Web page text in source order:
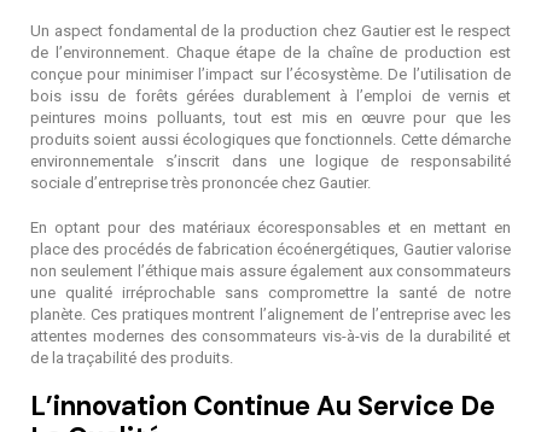
Un aspect fondamental de la production chez Gautier est le respect
de l’environnement. Chaque étape de la chaîne de production est
conçue pour minimiser l’impact sur l’écosystème. De l’utilisation de
bois issu de forêts gérées durablement à l’emploi de vernis et
peintures moins polluants, tout est mis en œuvre pour que les
produits soient aussi écologiques que fonctionnels. Cette démarche
environnementale s’inscrit dans une logique de responsabilité
sociale d’entreprise très prononcée chez Gautier.
En optant pour des matériaux écoresponsables et en mettant en
place des procédés de fabrication écoénergétiques, Gautier valorise
non seulement l’éthique mais assure également aux consommateurs
une qualité irréprochable sans compromettre la santé de notre
planète. Ces pratiques montrent l’alignement de l’entreprise avec les
attentes modernes des consommateurs vis-à-vis de la durabilité et
de la traçabilité des produits.
L’innovation Continue Au Service De